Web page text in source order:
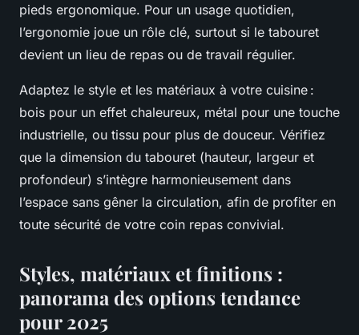
pieds ergonomique. Pour un usage quotidien,
l’ergonomie joue un rôle clé, surtout si le tabouret
devient un lieu de repas ou de travail régulier.
Adaptez le style et les matériaux à votre cuisine :
bois pour un effet chaleureux, métal pour une touche
industrielle, ou tissu pour plus de douceur. Vérifiez
que la dimension du tabouret (hauteur, largeur et
profondeur) s’intègre harmonieusement dans
l’espace sans gêner la circulation, afin de profiter en
toute sécurité de votre coin repas convivial.
Styles, matériaux et finitions :
panorama des options tendance
pour 2025